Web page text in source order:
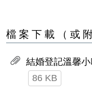
檔案下載（或
結婚登記溫馨
86 KB